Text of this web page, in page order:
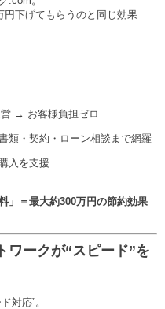
円下げてもらうのと同じ効果
→ お客様負担ゼロ
類・契約・ローン相談まで網羅
入を支援
」＝最大約300万円の節約効果
ワークが“スピード”を
対応”。